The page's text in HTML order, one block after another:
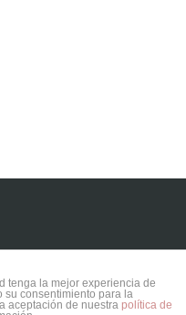
tenga la mejor experiencia de
su consentimiento para la
aceptación de nuestra política de